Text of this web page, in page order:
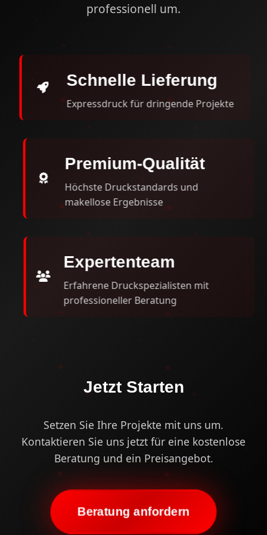
professionell um.
Schnelle Lieferung
Expressdruck für dringende Projekte
Premium-Qualität
Höchste Druckstandards und
makellose Ergebnisse
Expertenteam
Erfahrene Druckspezialisten mit
professioneller Beratung
Jetzt Starten
Setzen Sie Ihre Projekte mit uns um.
Kontaktieren Sie uns jetzt für eine kostenlose
Beratung und ein Preisangebot.
Beratung anfordern